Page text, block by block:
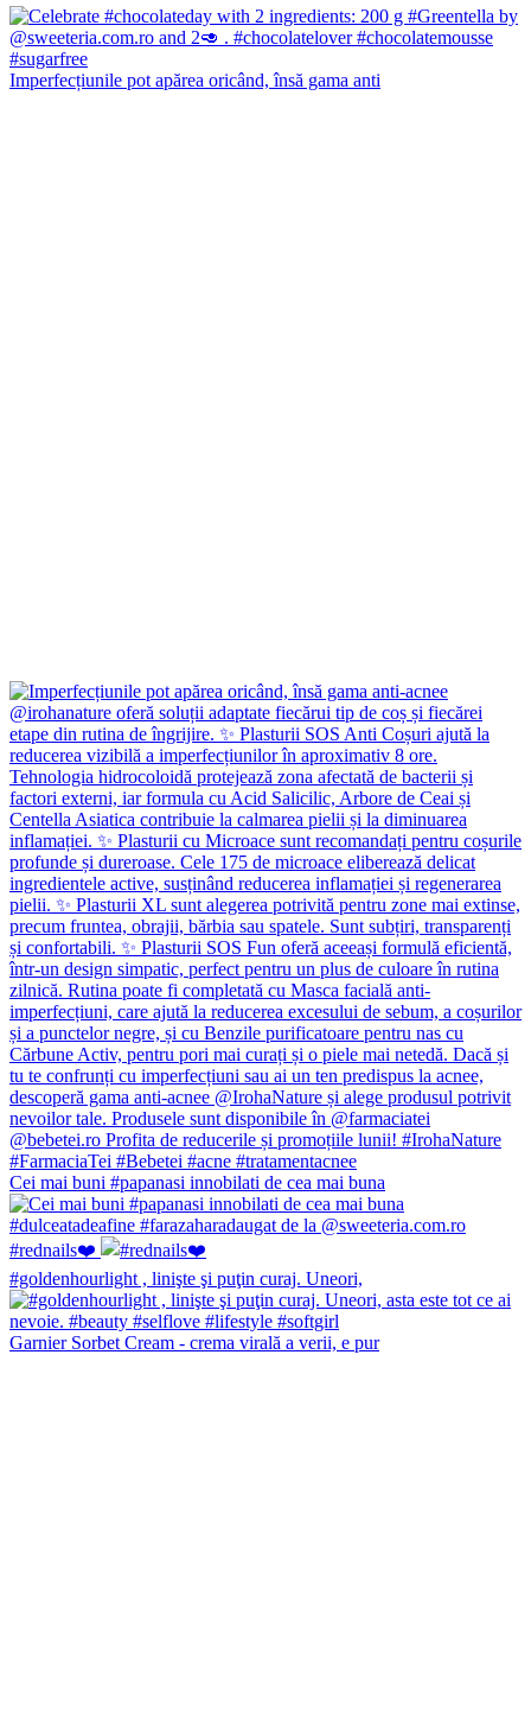
Imperfecțiunile pot apărea oricând, însă gama anti
Cei mai buni #papanasi innobilati de cea mai buna
#rednails❤️
#goldenhourlight , linişte şi puţin curaj. Uneori,
Garnier Sorbet Cream - crema virală a verii, e pur